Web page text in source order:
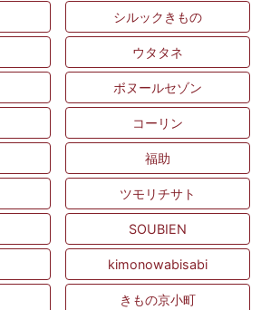
シルックきもの
ウタタネ
ボヌールセゾン
コーリン
福助
ツモリチサト
SOUBIEN
kimonowabisabi
きもの京小町